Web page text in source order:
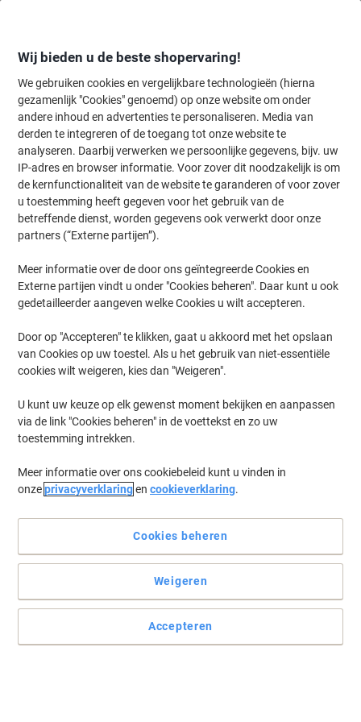
Home Inkt en Toner Zoekmachine
Zoek inkt, toner en labeltape voor uw printer
Kies merk, reeks en model uit de opties hieronder
Lanier
LP
Log inom eerder opgeslagen printers en/of eerder gekochte cartridges
Lanier LP 137 CN Printer Toner Cartridges (2)
Ricoh Originele tonercartridge 821279
€ 117,99
Stuk
€ 142,77 Incl. btw
Momenteel op voorraad Vóór 17:00 uur
Filteren op
Wij bieden u de beste shopervaring!
We gebruiken cookies en vergelijkbare technologieën (hierna
gezamenlijk "Cookies" genoemd) op onze website om onder
andere inhoud en advertenties te personaliseren. Media van
derden te integreren of de toegang tot onze website te
analyseren. Daarbij verwerken we persoonlijke gegevens, bijv. uw
IP-adres en browser informatie. Voor zover dit noodzakelijk is om
de kernfunctionaliteit van de website te garanderen of voor zover
u toestemming heeft gegeven voor het gebruik van de
betreffende dienst, worden gegevens ook verwerkt door onze
partners (“Externe partijen”).
Meer informatie over de door ons geïntegreerde Cookies en
Externe partijen vindt u onder "Cookies beheren". Daar kunt u ook
gedetailleerder aangeven welke Cookies u wilt accepteren.
Door op "Accepteren" te klikken, gaat u akkoord met het opslaan
van Cookies op uw toestel. Als u het gebruik van niet-essentiële
cookies wilt weigeren, kies dan "Weigeren".
U kunt uw keuze op elk gewenst moment bekijken en aanpassen
via de link "Cookies beheren" in de voettekst en zo uw
toestemming intrekken.
Meer informatie over ons cookiebeleid kunt u vinden in
onzeprivacyverklaringen cookieverklaring.
Cookies beheren
Weigeren
Accepteren